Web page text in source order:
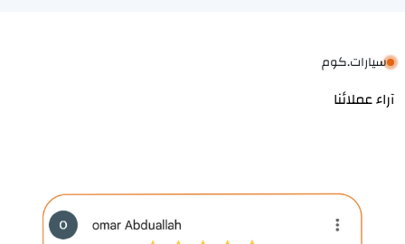
سيارات.كوم
آراء عملائنا